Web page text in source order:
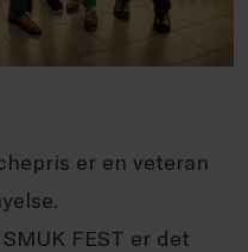
er en veteran
FEST er det